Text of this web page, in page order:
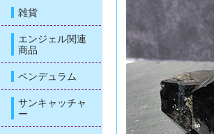
雑貨
エンジェル関連
商品
ペンデュラム
サンキャッチャ
ー